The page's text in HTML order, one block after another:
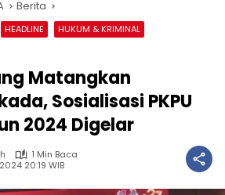
Berita
HEADLINE
HUKUM & KRIMINAL
Matangkan
Sosialisasi PKPU
2024 Digelar
1 Min Baca
20:19 WIB